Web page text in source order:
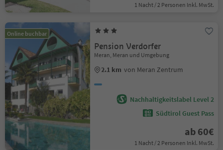
1 Nacht / 2 Personen Inkl. MwSt.
Online buchbar
Pension Verdorfer
Meran, Meran und Umgebung
2.1 km von Meran Zentrum
Nachhaltigkeitslabel Level 2
Südtirol Guest Pass
ab 60€
1 Nacht / 2 Personen Inkl. MwSt.